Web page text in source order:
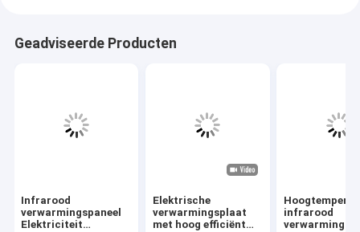
Geadviseerde Producten
Infrarood
verwarmingspaneel
Elektriciteit
Elektrische
verwarmingsplaat
met hoog efficiënt
infrarood